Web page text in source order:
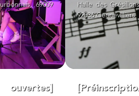
69009
Halle des
92036 Gennevilliers